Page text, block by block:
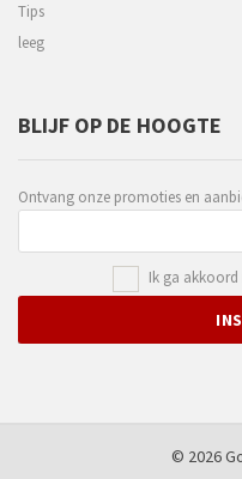
Tips
leeg
BLIJF OP DE HOOGTE
Ontvang onze promoties en
Ik ga akkoord
© 2026